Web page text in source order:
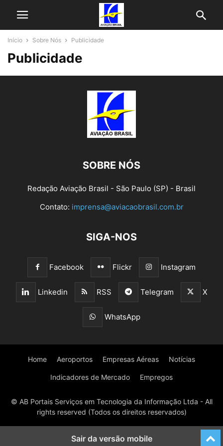
Início Sobre Nós Publicidade
Publicidade
SOBRE NÓS
Redação Aviação Brasil - São Paulo (SP) - Brasil
Contato: imprensa@aviacaobrasil.com.br
SIGA-NOS
Facebook Flickr Instagram
Linkedin RSS Telegram X
WhatsApp
Home Aeroportos Empresas Aéreas Notícias
Indicadores de Mercado Empregos
© AB Portais Serviços em Tecnologia da Informação Ltda - All
rights reserved (Todos os direitos reservados)
Sair da versão mobile